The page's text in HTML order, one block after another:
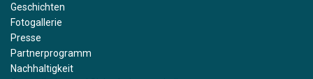
Geschichten
Fotogallerie
Presse
Partnerprogramm
Nachhaltigkeit